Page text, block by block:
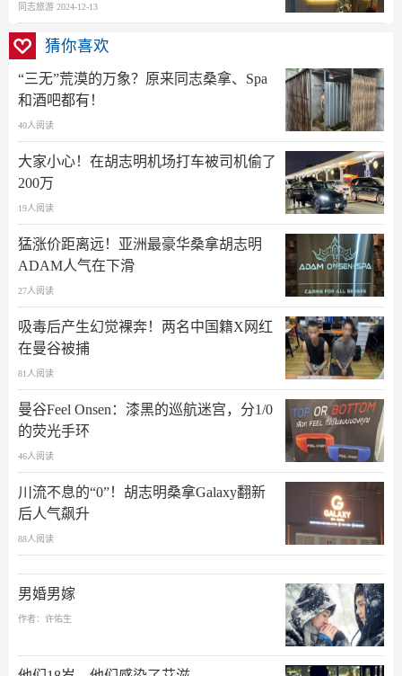
同志旅游 2024-12-13
猜你喜欢
“三无”荒漠的万象？原来同志桑拿、Spa
和酒吧都有！
40人阅读
大家小心！在胡志明机场打车被司机偷了
200万
19人阅读
猛涨价距离远！亚洲最豪华桑拿胡志明
ADAM人气在下滑
27人阅读
吸毒后产生幻觉裸奔！两名中国籍X网红
在曼谷被捕
81人阅读
曼谷Feel Onsen：漆黑的巡航迷宫，分1/0
的荧光手环
46人阅读
川流不息的“0”！胡志明桑拿Galaxy翻新
后人气飙升
88人阅读
男婚男嫁
作者：许佑生